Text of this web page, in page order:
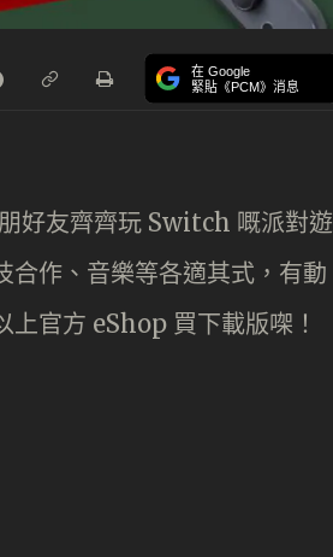
在 Google
緊貼《PCM》消息
好友齊齊玩 Switch 嘅派對遊
合作、音樂等各適其式，有動
官方 eShop 買下載版㗎！